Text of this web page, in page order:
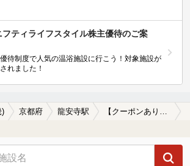
フティライフスタイル株主優待のご案
待制度で人気の温浴施設に行こう！対象施設が
れました！
) 京都府 龍安寺駅